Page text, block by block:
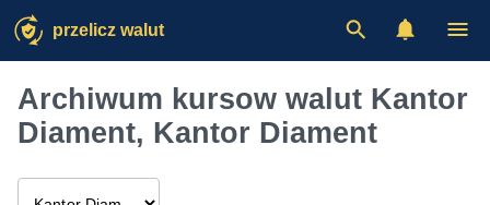
przelicz walut
Archiwum kursow walut Kantor
Diament, Kantor Diament